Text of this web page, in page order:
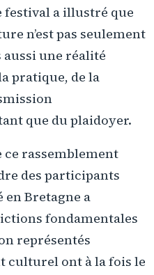
festival a illustré que
n’est pas seulement
une réalité
pratique, de la
que du plaidoyer.
ce rassemblement
des participants
en Bretagne a
fondamentales
représentés
culturel ont à la fois le